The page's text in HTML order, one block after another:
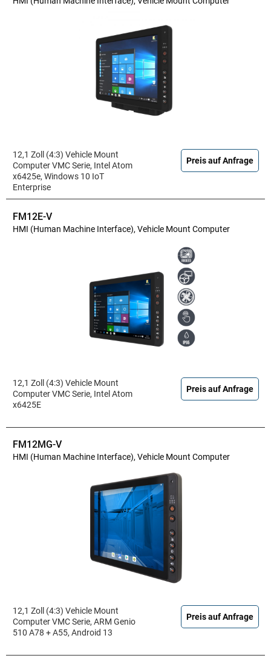
12,1 Zoll (4:3) Vehicle Mount
Computer VMC Serie, Intel Atom
x6425e, Windows 10 IoT
Enterprise
Preis auf Anfrage
FM12E-V
HMI (Human Machine Interface), Vehicle Mount Computer
12,1 Zoll (4:3) Vehicle Mount
Computer VMC Serie, Intel Atom
x6425E
Preis auf Anfrage
FM12MG-V
HMI (Human Machine Interface), Vehicle Mount Computer
12,1 Zoll (4:3) Vehicle Mount
Computer VMC Serie, ARM Genio
510 A78 + A55, Android 13
Preis auf Anfrage